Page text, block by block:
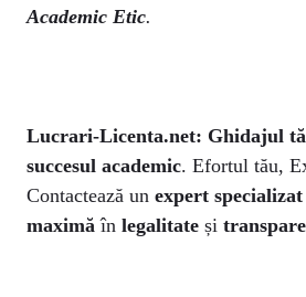
Academic Etic.
Lucrari-Licenta.net: Ghidajul
succesul academic. Efortul tău,
Contactează un expert specializat
maximă în legalitate și